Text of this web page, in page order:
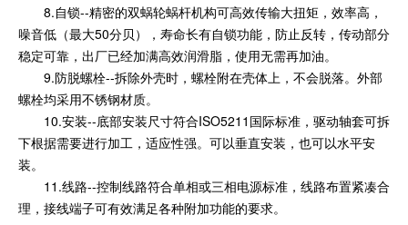
8.自锁--精密的双蜗轮蜗杆机构可高效传输大扭矩，效率高，
噪音低（最大50分贝），寿命长有自锁功能，防止反转，传动部分
稳定可靠，出厂已经加满高效润滑脂，使用无需再加油。
9.防脱螺栓--拆除外壳时，螺栓附在壳体上，不会脱落。外部
螺栓均采用不锈钢材质。
10.安装--底部安装尺寸符合ISO5211国际标准，驱动轴套可拆
下根据需要进行加工，适应性强。可以垂直安装，也可以水平安
装。
11.线路--控制线路符合单相或三相电源标准，线路布置紧凑合
理，接线端子可有效满足各种附加功能的要求。